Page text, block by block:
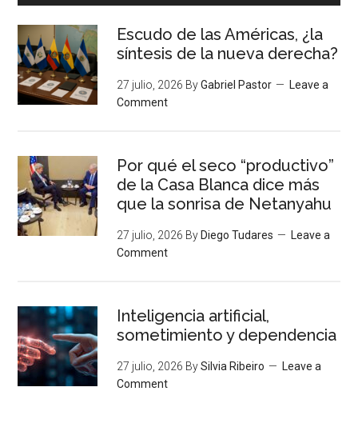
Escudo de las Américas, ¿la
síntesis de la nueva derecha?
27 julio, 2026 ByGabriel Pastor
Leave a
Comment
Por qué el seco “productivo”
de la Casa Blanca dice más
que la sonrisa de Netanyahu
27 julio, 2026 By Diego Tudares
Leave a
Comment
Inteligencia artificial,
sometimiento y dependencia
27 julio, 2026 BySilvia Ribeiro
Leave a
Comment